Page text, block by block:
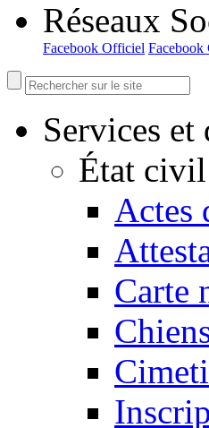
Réseaux
Facebook Officiel Facebook
Services et
État civil
Actes
Carte